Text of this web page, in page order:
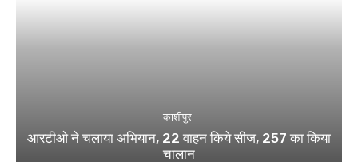
काशीपुर
आरटीओ ने चलाया अभियान, 22 वाहन किये सीज, 257 का किया
चालान